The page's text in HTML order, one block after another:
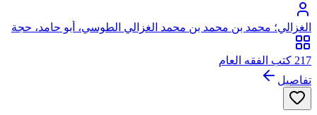
الغزالي؛ محمد بن محمد بن محمد الغزالي الطوسي، أبو حامد، حجة
الإسلام
217 كتب الفقه العام
تفاصيل